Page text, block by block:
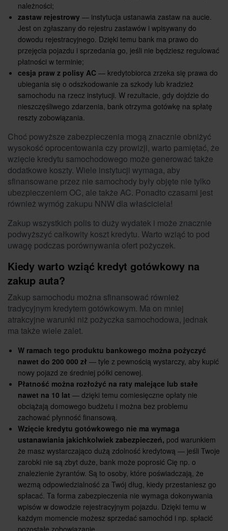
należności;
zastaw rejestrowy — instytucja ustanawia zastaw na aucie.
Jest on zgłaszany do rejestru zastawów i wpisywany do
dowodu rejestracyjnego. Dzięki temu bank ma prawo do
przejęcia pojazdu i sprzedania go, jeśli nie będziesz regulować
płatności w terminie;
cesja praw z polisy AC — kredytobiorca zrzeka się prawa do
ubiegania się o odszkodowanie za szkody lub kradzież
samochodu na rzecz instytucji. W rezultacie, gdy dojdzie do
nieszczęśliwego zdarzenia, bank otrzyma gotówkę na spłatę
reszty zobowiązania.
Choć powyższe zabezpieczenia mogą znacznie obniżyć
wysokość oprocentowania czy prowizji, warto pamiętać, że
wzięcie kredytu samochodowego może generować także
dodatkowe koszty. Wiele instytucji wymaga, aby
sfinansowane przez nie samochody były objęte nie tylko
ubezpieczeniem OC, ale także AC. Ponadto czasami jest
również wymóg zakupu NNW dla właściciela!
Zakup wszystkich polis to duży wydatek i może znacznie
podwyższyć całkowity koszt kredytu. Warto wziąć to pod
uwagę podczas porównywania ofert pożyczek.
Kiedy warto wziąć kredyt gotówkowy na
zakup auta?
Zakup samochodu można sfinansować również
tradycyjnym kredytem gotówkowym. Ma on mniej
atrakcyjne warunki niż pożyczka samochodowa, jednak
ma także wiele zalet.
W ramach tego produktu bankowego można pożyczyć
nawet do 200 000 zł — tyle z pewnością wystarczy, aby kupić
nowy pojazd ze średniej półki cenowej.
Płatność można rozłożyć na raty malejące lub stałe
nawet na 10 lat — dzięki temu comiesięczne opłaty nie
obciążają domowego budżetu i można bez problemu
zachować płynność finansową.
Wzięcie kredytu gotówkowego nie ma wymaga
ustanawiania jakichkolwiek zabezpieczeń, pod warunkiem
że masz wystarczająco dużą zdolność kredytową — jeśli Twoje
zarobki nie są zbyt duże, bank może poprosić Cię np. o
znalezienie żyrantów. Są to osoby, które poświadczają, że
wezmą odpowiedzialność za Twój dług, kiedy przestaniesz go
spłacać. Ta forma zabezpieczenia nie wymaga dokonywania
wpisów w dowodzie rejestracyjnym pojazdu. Dzięki temu w
każdym momencie możesz sprzedać samochód i np. spłacić
pozostałe zobowiązanie.